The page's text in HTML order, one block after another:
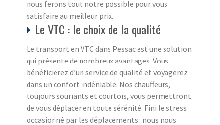
nous ferons tout notre possible pour vous
satisfaire au meilleur prix.
Le VTC : le choix de la qualité
Le transport en VTC dans Pessac est une solution
qui présente de nombreux avantages. Vous
bénéficierez d’un service de qualité et voyagerez
dans un confort indéniable. Nos chauffeurs,
toujours souriants et courtois, vous permettront
de vous déplacer en toute sérénité. Fini le stress
occasionné par les déplacements : nous nous